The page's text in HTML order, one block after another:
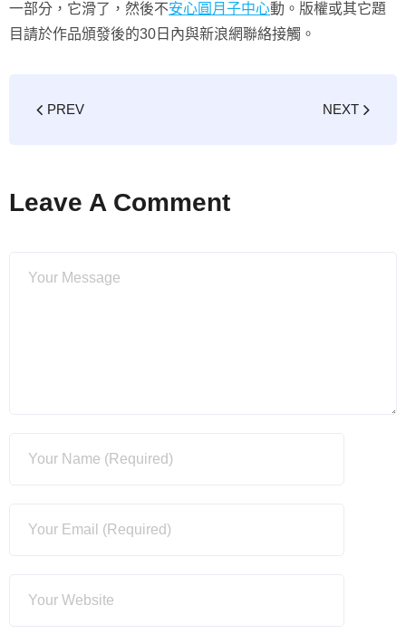
一部分，它滑了，然後不安心圓月子中心動。版權或其它題
目請於作品頒發後的30日內與新浪網聯絡接觸。
PREV NEXT
Leave A Comment